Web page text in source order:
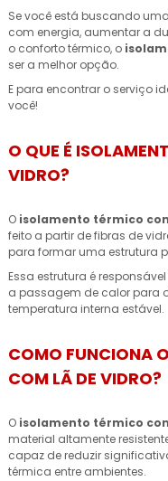
Se você está buscando
com energia, aumentar a
o conforto térmico, o
ser a melhor opção.
E para encontrar o serviço
você!
O QUE É
VIDRO?
O isolamento térmico
feito a partir de fibras de
para formar uma estrutura
Essa estrutura é
a passagem de calor para
temperatura interna estável.
COMO FUNCIONA
COM LÃ DE VIDRO?
O isolamento térmico
material altamente
capaz de reduzir
térmica entre ambientes.